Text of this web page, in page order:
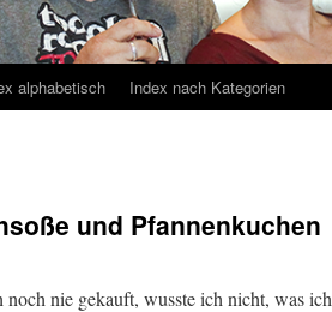
alphabetisch Index nach Kategorien
und Pfannenkuchen
nie gekauft, wusste ich nicht, was ich